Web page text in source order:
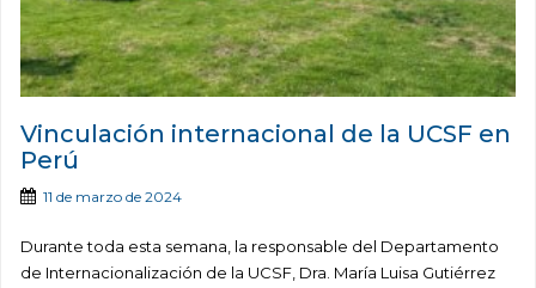
Vinculación internacional de la UCSF en
Perú
11 de marzo de 2024
Durante toda esta semana, la responsable del Departamento
de Internacionalización de la UCSF, Dra. María Luisa Gutiérrez